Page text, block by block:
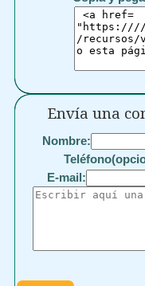
Envía una
Nombre:
E-mail: